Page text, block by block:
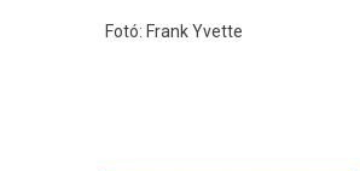
Fotó: Frank Yvette